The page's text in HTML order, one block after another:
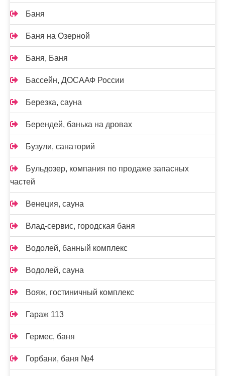
Баня
Баня на Озерной
Баня, Баня
Бассейн, ДОСААФ России
Березка, сауна
Берендей, банька на дровах
Бузули, санаторий
Бульдозер, компания по продаже запасных
частей
Венеция, сауна
Влад-сервис, городская баня
Водолей, банный комплекс
Водолей, сауна
Вояж, гостиничный комплекс
Гараж 113
Гермес, баня
Горбани, баня №4